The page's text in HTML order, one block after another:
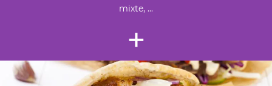
mixte, ...
+